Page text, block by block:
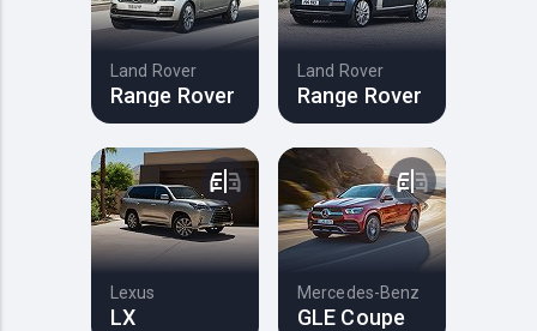
Land Rover
Range Rover
Land Rover
Range Rover
Lexus
LX
Mercedes-Benz
GLE Coupe